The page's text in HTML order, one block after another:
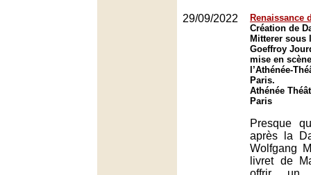
29/09/2022
Renaissance
Création de
Mitterer sous
Goeffroy
mise en
l’Athénée-
Paris.
Athénée
Paris
Presque
après la
Wolfgang
livret de